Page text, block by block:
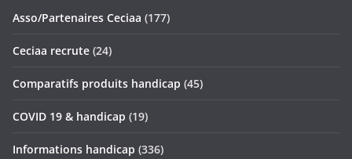
Asso/Partenaires Ceciaa (177)
Ceciaa recrute (24)
Comparatifs produits handicap (45)
COVID 19 & handicap (19)
Informations handicap (336)